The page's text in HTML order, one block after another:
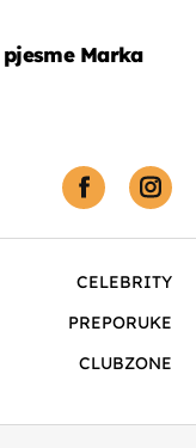
Marka
CELEBRITY
PREPORUKE
CLUBZONE